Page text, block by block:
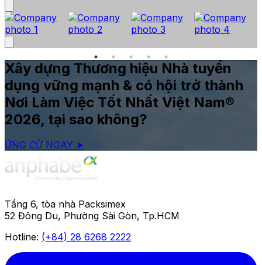
Xây dựng Thương hiệu Nhà tuyển
dụng vững mạnh & có hội trở thành
Nơi Làm Việc Tốt Nhất Việt Nam®
2026, tại sao không?
ỨNG CỬ NGAY ➤
Tầng 6, tòa nhà Packsimex
52 Đông Du, Phường Sài Gòn, Tp.HCM
Hotline: (+84) 28 6268 2222